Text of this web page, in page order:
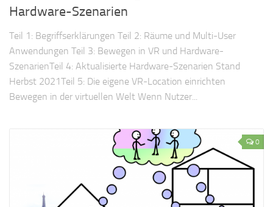
Hardware-Szenarien
Teil 1: Begriffserklärungen Teil 2: Räume und Multi-User
Anwendungen Teil 3: Bewegen in VR und Hardware-
SzenarienTeil 4: Aktualisierte Hardware-Szenarien Stand
Herbst 2021Teil 5: Die eigene VR-Location einrichten
Bewegen in der virtuellen Welt Wenn Nutzer...
0